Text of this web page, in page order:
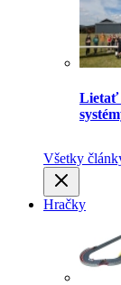
Lietať
Všetky
Hračky